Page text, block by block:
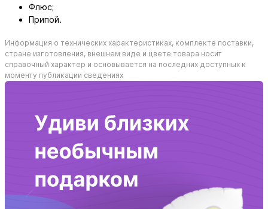
Флюс;
Припой.
Информация о технических характеристиках, комплекте поставки,
стране изготовления, внешнем виде и цвете товара носит
справочный характер и основывается на последних доступных к
моменту публикации сведениях